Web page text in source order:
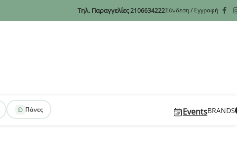
Τηλ. Παραγγελίες2106634222Σύνδεση / Εγγραφή
Πάνες EventsBRANDS